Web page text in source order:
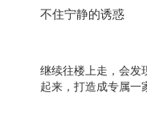
继续往楼上走，会发
起来，打造成专属一